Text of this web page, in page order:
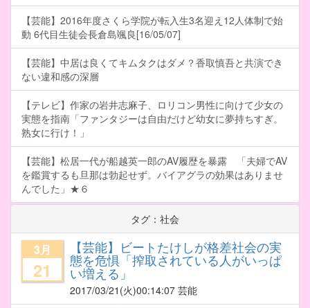
【芸能】2016年度さくら学院が転入生3名迎え12人体制で始
動 6代目生徒会長倉島颯良[16/05/07]
【芸能】中居は良くてキムタクはダメ？香取慎吾と共演でき
ない違和感の深層
【テレビ】作家の岩井志麻子、ロリコン男性に向けて少女の
実態を指南「ファンタジーは自由だけど幼女に夢持ちすぎ。
熟女に行け！」
【芸能】松居一代が船越英一郎のAV履歴を暴露 「夫婦でAV
を鑑賞するも旦那は勃起せず。バイアグラの効果はありませ
んでした」★６
タグ：社会
3月
21
【芸能】ビートたけしが格差社会の実
態を危惧「搾取されている人がいっぱ
い増える」
2017/03/21 (火)00:14:07 芸能